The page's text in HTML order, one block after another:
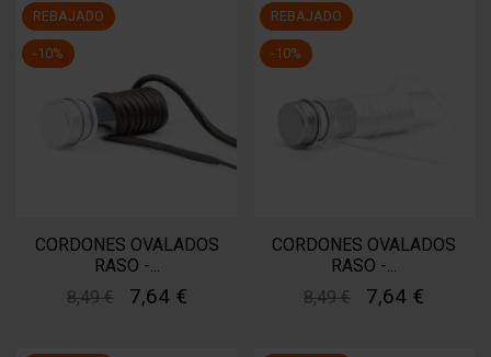
CORDONES OVALADOS
RASO -...
8,49 €
7,64 €
REBAJADO
-10%
CORDONES OVALADOS
RASO -...
8,49 €
7,64 €
REBAJADO
-10%